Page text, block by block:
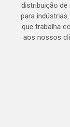
distribuição
para
que trabalha
aos nossos